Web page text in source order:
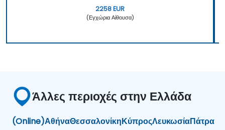
2258 EUR
(Εγχώρια Αίθουσα)
Άλλες περιοχές στην Ελλάδα
(Online)ΑθήναΘεσσαλονίκηΚύπροςΛευκωσίαΠάτρα